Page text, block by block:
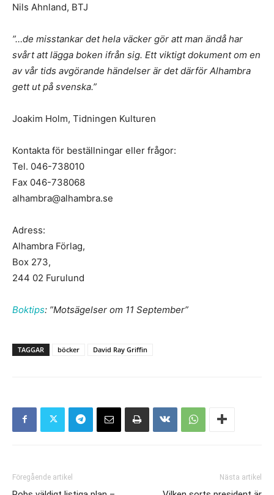
Nils Ahnland, BTJ
”…de misstankar det hela väcker gör att man ändå har
svårt att lägga boken ifrån sig. Ett viktigt dokument om en
av vår tids avgörande händelser är det därför Alhambra
gett ut på svenska.”
Joakim Holm, Tidningen Kulturen
Kontakta för beställningar eller frågor:
Tel. 046-738010
Fax 046-738068
alhambra@alhambra.se
Adress:
Alhambra Förlag,
Box 273,
244 02 Furulund
Boktips: ”Motsägelser om 11 September”
TAGGAR böcker David Ray Griffin
Föregående artikel Nästa artikel